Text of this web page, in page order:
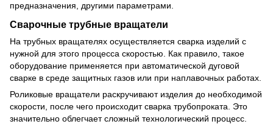
предназначения, другими параметрами.
Сварочные трубные вращатели
На трубных вращателях осуществляется сварка изделий с
нужной для этого процесса скоростью. Как правило, такое
оборудование применяется при автоматической дуговой
сварке в среде защитных газов или при наплавочных работах.
Роликовые вращатели раскручивают изделия до необходимой
скорости, после чего происходит сварка трубопроката. Это
значительно облегчает сложный технологический процесс.